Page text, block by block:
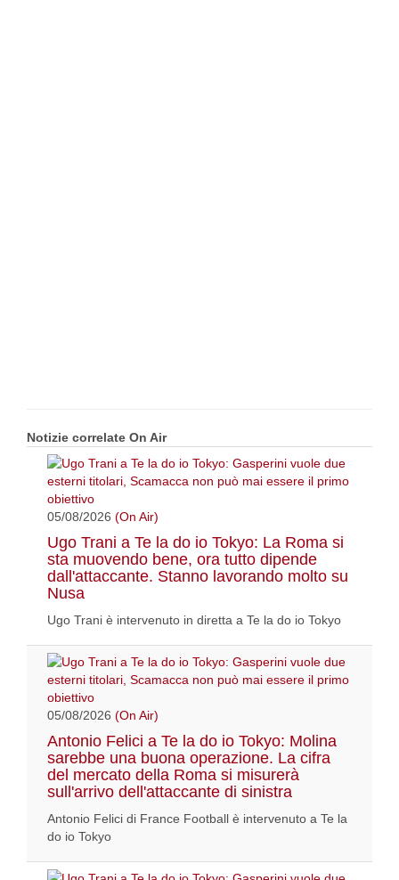
Notizie correlate On Air
05/08/2026 (On Air)
Ugo Trani a Te la do io Tokyo: La Roma si
sta muovendo bene, ora tutto dipende
dall'attaccante. Stanno lavorando molto su
Nusa
Ugo Trani è intervenuto in diretta a Te la do io Tokyo
05/08/2026 (On Air)
Antonio Felici a Te la do io Tokyo: Molina
sarebbe una buona operazione. La cifra
del mercato della Roma si misurerà
sull'arrivo dell'attaccante di sinistra
Antonio Felici di France Football è intervenuto a Te la
do io Tokyo